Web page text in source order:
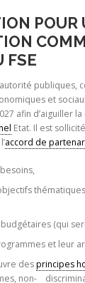
POUR
FSE
publiques,
et
afin d’aiguiller
Etat. Il est
accord de
(qui
et leur
desprincipes
non-